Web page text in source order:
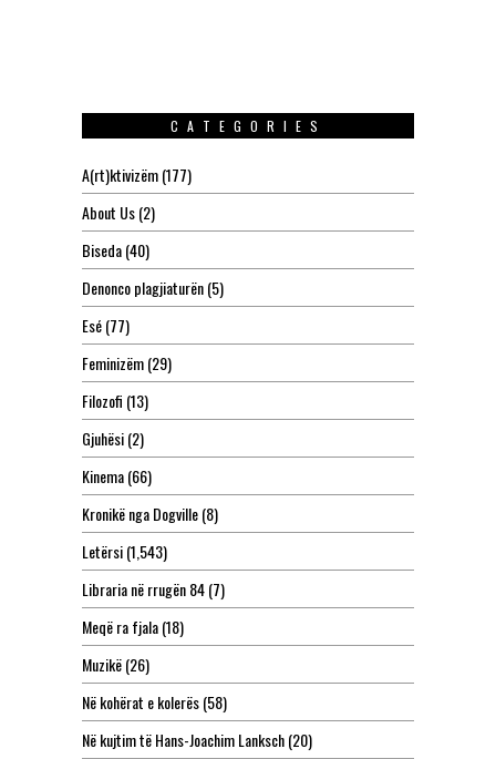
CATEGORIES
A(rt)ktivizëm(177)
About Us(2)
Biseda(40)
Denonco plagjiaturën(5)
Esé(77)
Feminizëm(29)
Filozofi (13)
Gjuhësi(2)
Kinema(66)
Kronikë nga Dogville(8)
Letërsi(1,543)
Libraria në rrugën 84(7)
Meqë ra fjala(18)
Muzikë(26)
Në kohërat e kolerës(58)
Në kujtim të Hans-Joachim Lanksch(20)